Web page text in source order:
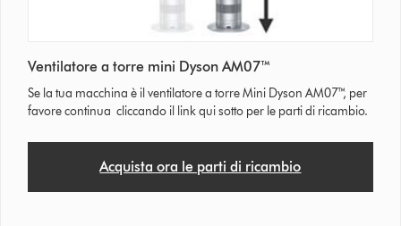
Ventilatore a torre mini Dyson AM07™
Se la tua macchina è il ventilatore a torre Mini Dyson AM07™, per
favore continua cliccando il link qui sotto per le parti di ricambio.
Acquista ora le parti di ricambio